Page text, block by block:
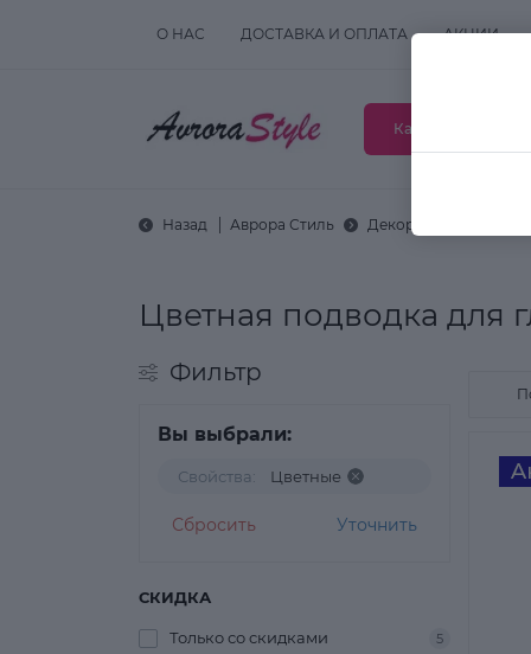
О НАС ДОСТАВКА И ОПЛАТА АКЦИИ
Каталог товаров
Назад Аврора Стиль Декоративная
Цветная подводка для
Фильтр
Вы выбрали:
Свойства: Цветные
Сбросить Уточнить
СКИДКА
Только со cкидками 5